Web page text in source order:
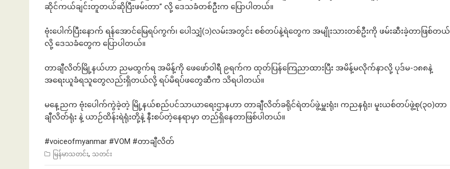
ဆိုင်ကယ်ချင်းတူတယ်ဆိုပြီးဖမ်းတာ” လို့ ဒေသခံတစ်ဦးက ပြောပါတယ်။
ဗုံးပေါက်ပြီးနောက် ရန်အောင်​မြေရပ်ကွက်၊ ပေါသျှံ(၁)လမ်းအတွင်း စစ်တပ်နဲ့ရဲတွေက အမျိုးသားတစ်ဦးကို ဖမ်းဆီးခဲ့တာဖြစ်တယ်
လို့ ဒေသခံတွေက ပြောပါတယ်။
တာချီလိတ်မြို့နယ်ဟာ ညမထွက်ရ အမိန့်ကို ဖေဖော်ဝါရီ ၉ရက်က ထုတ်ပြန်ကြေညာထားပြီး အမိန့်မလိုက်နာလို့ ပုဒ်မ-၁၈၈နဲ့
အရေးယူခံရသူတွေလည်းရှိတယ်လို့ ရပ်မိရပ်ဖတွေဆီက သိရပါတယ်။
မနေ့ညက ဗုံးပေါက်ကွဲခဲ့တဲ့ မြို့နယ်စည်ပင်သာယာရေးဌာနဟာ တာချီလိတ်ခရိုင်ရဲတပ်ဖွဲ့မှူးရုံး၊ ကညနရုံး၊ မူးယစ်တပ်ဖွဲ့စု(၃၀)တာ
ချီလိတ်ရုံး နဲ့ ယာဉ်ထိန်းရဲရုံးတို့နဲ့ နီးစပ်တဲ့နေရာမှာ တည်ရှိနေတာဖြစ်ပါတယ်။
#voiceofmyanmar #VOM #တာချီလိတ်
မြန်မာသတင်း, သတင်း